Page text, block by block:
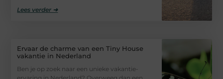
Lees verder ➜
Ervaar de charme van een Tiny House
vakantie in Nederland
Ben je op zoek naar een unieke vakantie-